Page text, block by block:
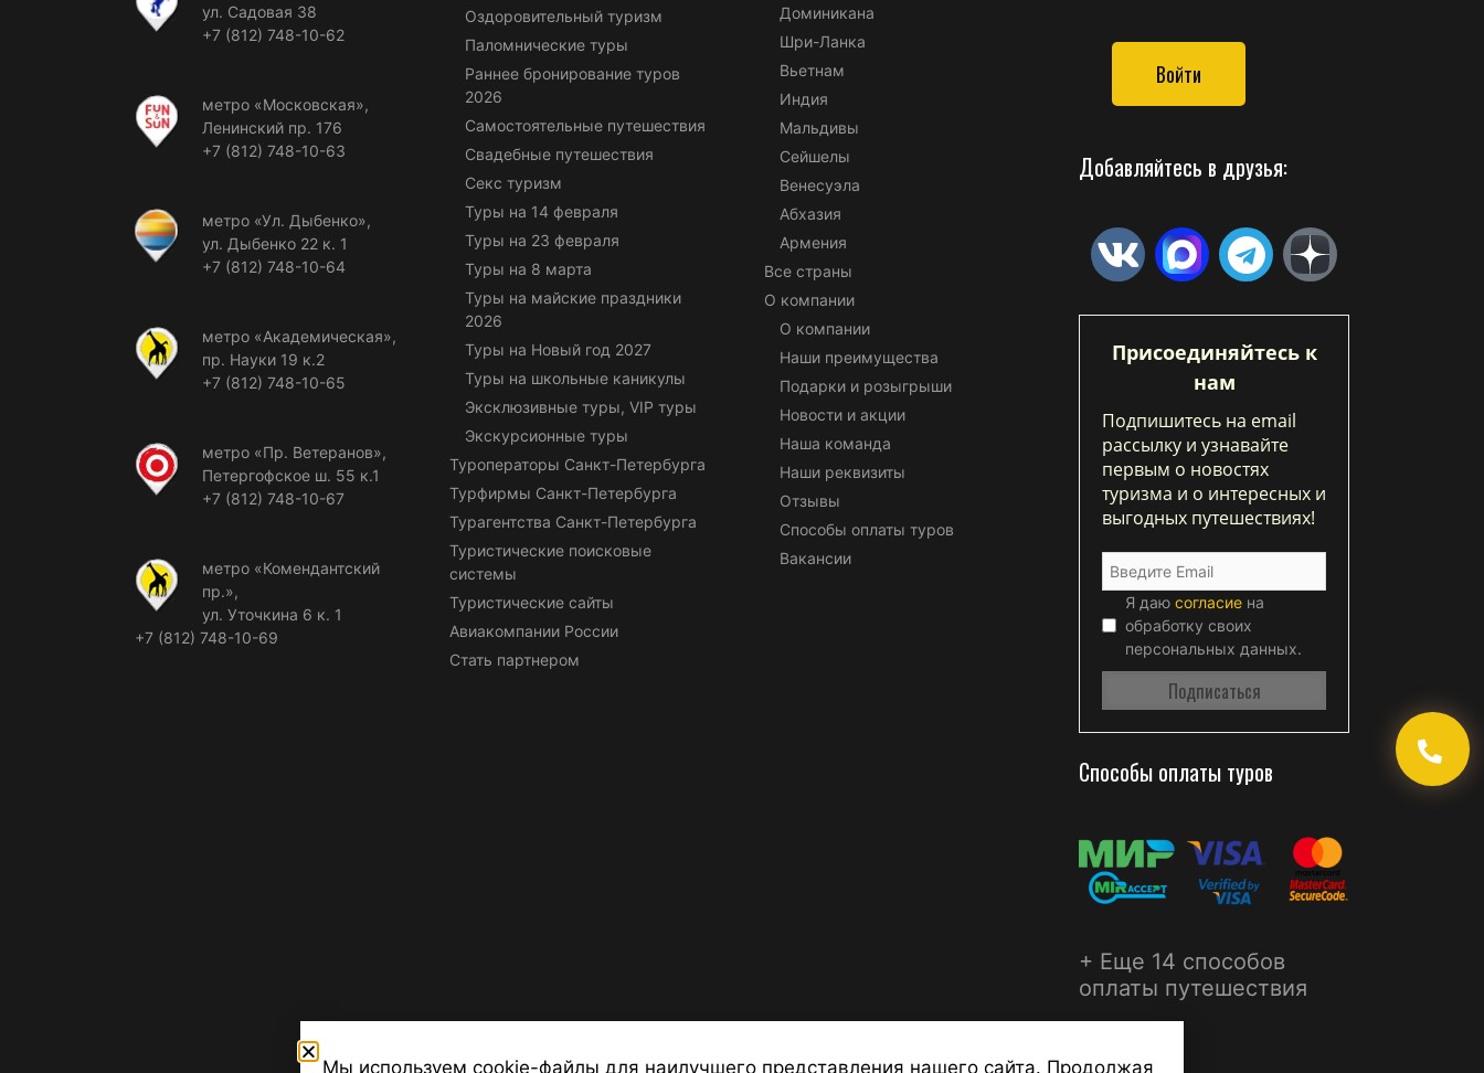
ул. Садовая 38
+7 (812) 748-10-62
метро «Московская»,
Ленинский пр. 176
+7 (812) 748-10-63
метро «Ул. Дыбенко»,
ул. Дыбенко 22 к. 1
+7 (812) 748-10-64
метро «Академическая»,
пр. Науки 19 к.2
+7 (812) 748-10-65
метро «Пр. Ветеранов»,
Петергофское ш. 55 к.1
+7 (812) 748-10-67
метро «Комендантский
пр.»,
ул. Уточкина 6 к. 1
+7 (812) 748-10-69
Оздоровительный туризм
Паломнические туры
Раннее бронирование туров
2026
Самостоятельные путешествия
Свадебные путешествия
Секс туризм
Туры на 14 февраля
Туры на 23 февраля
Туры на 8 марта
Туры на майские праздники
2026
Туры на Новый год 2027
Туры на школьные каникулы
Эксклюзивные туры, VIP туры
Экскурсионные туры
Туроператоры Санкт-Петербурга
Турфирмы Санкт-Петербурга
Турагентства Санкт-Петербурга
Туристические поисковые
системы
Туристические сайты
Авиакомпании России
Стать партнером
Доминикана
Шри-Ланка
Вьетнам
Индия
Мальдивы
Сейшелы
Венесуэла
Абхазия
Армения
Все страны
О компании
О компании
Наши преимущества
Подарки и розыгрыши
Новости и акции
Наша команда
Наши реквизиты
Отзывы
Способы оплаты туров
Вакансии
Войти
Добавляйтесь в друзья:
Присоединяйтесь к
нам
Подпишитесь на email
рассылку и узнавайте
первым о новостях
туризма и о интересных и
выгодных путешествиях!
Я даю согласие на
обработку своих
персональных данных.
Способы оплаты туров
+ Еще 14 способов
оплаты путешествия
Мы используем cookie-файлы для наилучшего представления нашего сайта. Продолжая